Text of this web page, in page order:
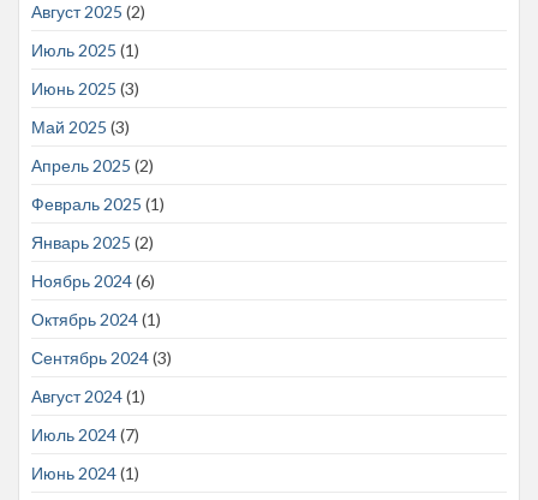
Август 2025 (2)
Июль 2025 (1)
Июнь 2025 (3)
Май 2025 (3)
Апрель 2025 (2)
Февраль 2025 (1)
Январь 2025 (2)
Ноябрь 2024(6)
Октябрь 2024(1)
Сентябрь 2024(3)
Август 2024(1)
Июль 2024(7)
Июнь 2024(1)